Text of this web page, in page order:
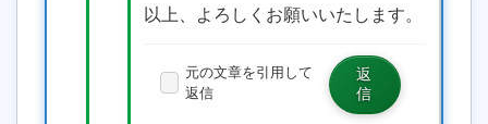
以上、よろしくお願いいたします。
元の文章を引用して
返信
返
信